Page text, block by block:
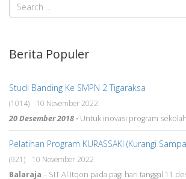
Berita Populer
Studi Banding Ke SMPN 2 Tigaraksa
(1014) 10 November 2022
20 Desember 2018 - Untuk inovasi program
Pelatihan Program KURASSAKI (Kurangi
(921) 10 November 2022
Balaraja – SIT Al Itqon pada pagi hari tanggal 11